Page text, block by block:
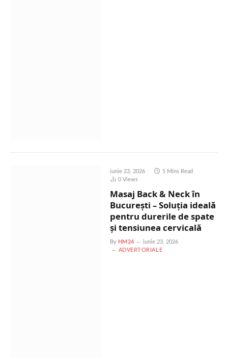
iunie 23, 2026
5 Mins Read
0 Views
Masaj Back & Neck în
București – Soluția ideală
pentru durerile de spate
și tensiunea cervicală
By HM24
iunie 23, 2026
ADVERTORIALE